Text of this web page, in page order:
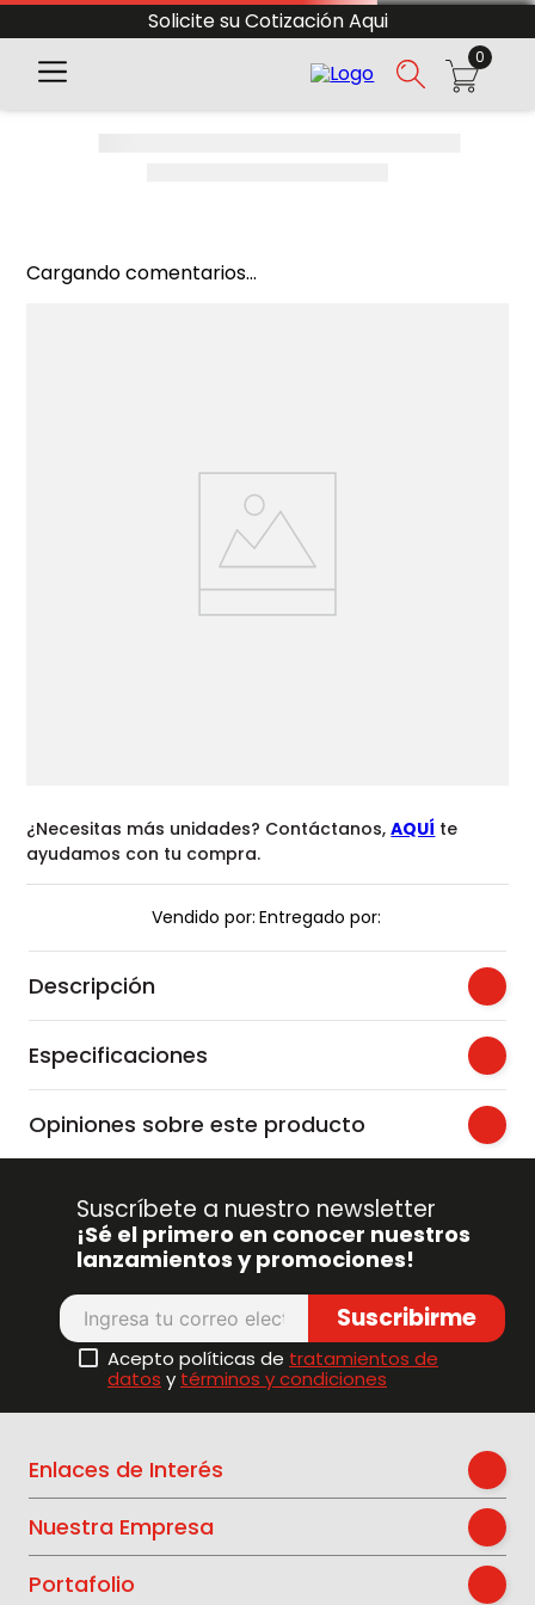
Solicite su Cotización Aqui
0
Cargando comentarios...
¿Necesitas más unidades? Contáctanos,AQUÍ te
ayudamos con tu compra.
Vendido por: Entregado por:
Descripción
Especificaciones
Opiniones sobre este producto
Suscríbete a nuestro newsletter
¡Sé el primero en conocer nuestros
lanzamientos y promociones!
Suscribirme
Acepto políticas de tratamientos de
datos y términos y condiciones
Enlaces de Interés
Nuestra Empresa
Portafolio